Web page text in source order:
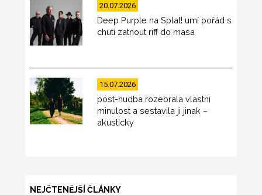
20.07.2026
Deep Purple na Splat! umí pořád s
chutí zatnout riff do masa
15.07.2026
post-hudba rozebrala vlastní
minulost a sestavila ji jinak –
akusticky
NEJČTENĚJŠÍ ČLÁNKY